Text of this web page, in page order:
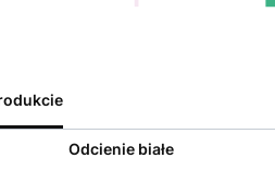
Odcienie białe